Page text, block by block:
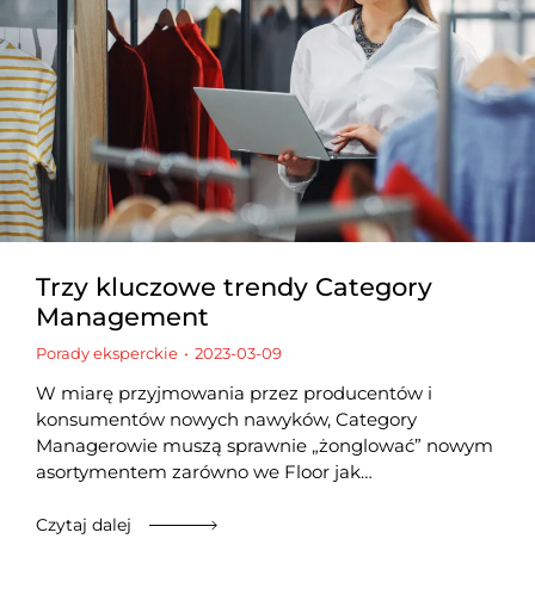
Trzy kluczowe trendy Category
Management
Porady eksperckie 2023-03-09
W miarę przyjmowania przez producentów i
konsumentów nowych nawyków, Category
Managerowie muszą sprawnie „żonglować” nowym
asortymentem zarówno we Floor jak…
Czytaj dalej